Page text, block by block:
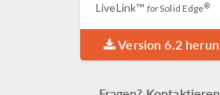
LiveLink™ forSolid Edge®
Version 6.2